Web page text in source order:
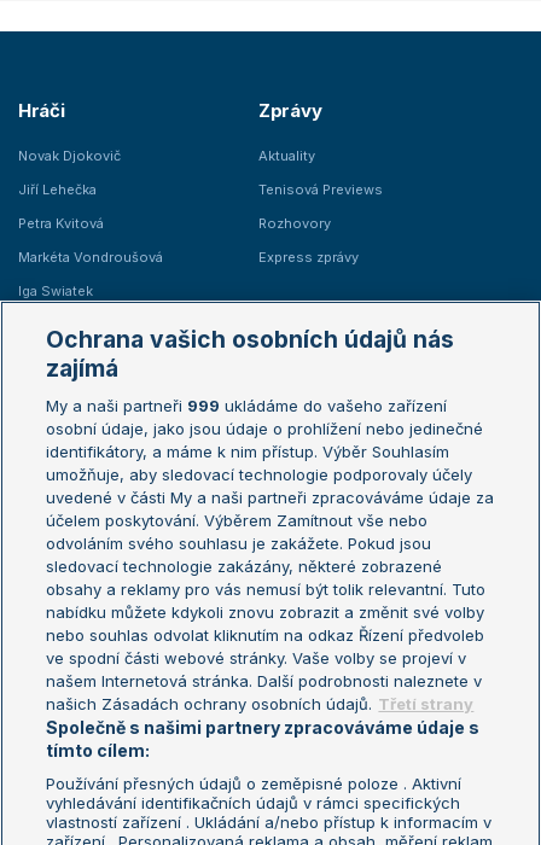
Hráči
Novak Djokovič
Jiří Lehečka
Petra Kvitová
Markéta Vondroušová
Iga Swiatek
Zprávy
Aktuality
Tenisová Previews
Rozhovory
Express zprávy
Žebříčky
Žebříček ATP (muži)
Žebříček WTA (ženy)
Sázkařský žebříček
Australian Open
French Open
Wimbledon
US Open
Turnaj mistrů
Turnaj mistryň
Aktualní trendy
Fotbalové přestupy
Livesport Daily
LS Prague Open
Podmínky užití
Nastavení soukromí
Ochrana vašich osobních údajů nás
zajímá
My a naši partneři 999 ukládáme do vašeho zařízení
osobní údaje, jako jsou údaje o prohlížení nebo jedinečné
identifikátory, a máme k nim přístup. Výběr Souhlasím
umožňuje, aby sledovací technologie podporovaly účely
uvedené v části My a naši partneři zpracováváme údaje za
účelem poskytování. Výběrem Zamítnout vše nebo
odvoláním svého souhlasu je zakážete. Pokud jsou
sledovací technologie zakázány, některé zobrazené
obsahy a reklamy pro vás nemusí být tolik relevantní. Tuto
nabídku můžete kdykoli znovu zobrazit a změnit své volby
nebo souhlas odvolat kliknutím na odkaz Řízení předvoleb
ve spodní části webové stránky. Vaše volby se projeví v
našem Internetová stránka. Další podrobnosti naleznete v
našich Zásadách ochrany osobních údajů. Třetí strany
Společně s našimi partnery zpracováváme údaje s
tímto cílem:
Používání přesných údajů o zeměpisné poloze . Aktivní
vyhledávání identifikačních údajů v rámci specifických
vlastností zařízení . Ukládání a/nebo přístup k informacím v